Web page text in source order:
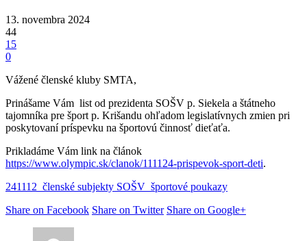
13. novembra 2024
44
15
0
Vážené členské kluby SMTA,
Prinášame Vám list od prezidenta SOŠV p. Siekela a štátneho
tajomníka pre šport p. Krišandu ohľadom legislatívnych zmien pri
poskytovaní príspevku na športovú činnosť dieťaťa.
Prikladáme Vám link na článok
https://www.olympic.sk/clanok/111124-prispevok-sport-deti.
241112_členské subjekty SOŠV_športové poukazy
Share on Facebook Share on Twitter Share on Google+